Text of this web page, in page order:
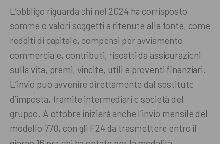
L’obbligo riguarda chi nel 2024 ha corrisposto
somme o valori soggetti a ritenute alla fonte, come
redditi di capitale, compensi per avviamento
commerciale, contributi, riscatti da assicurazioni
sulla vita, premi, vincite, utili e proventi finanziari.
L’invio può avvenire direttamente dal sostituto
d’imposta, tramite intermediari o società del
gruppo. A ottobre inizierà anche l’invio mensile del
modello 770, con gli F24 da trasmettere entro il